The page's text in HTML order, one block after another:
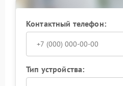
Контактный телефон:
Тип устройства: